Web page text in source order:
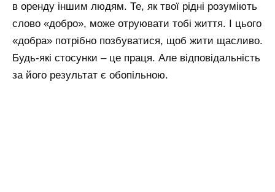
в оренду іншим людям. Те, як твої рідні розуміють
слово «добро», може отруювати тобі життя. І цього
«добра» потрібно позбуватися, щоб жити щасливо.
Будь-які стосунки – це праця. Але відповідальність
за його результат є обопільною.